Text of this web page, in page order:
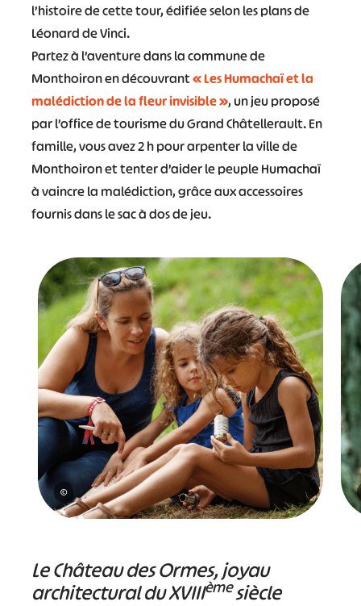
l’histoire de cette tour, édifiée selon les plans de
Léonard de Vinci.
Partez à l’aventure dans la commune de
Monthoiron en découvrant« Les Humachaï et la
malédiction de la fleur invisible », un jeu proposé
par l’office de tourisme du Grand Châtellerault. En
famille, vous avez 2 h pour arpenter la ville de
Monthoiron et tenter d’aider le peuple Humachaï
à vaincre la malédiction, grâce aux accessoires
fournis dans le sac à dos de jeu.
©
Le Château des Ormes, joyau
architectural du XVIIIèmesiècle